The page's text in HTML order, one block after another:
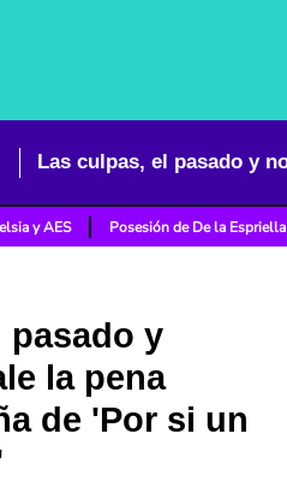
y AES Posesión de De la Espriella
pasado y
la pena
de 'Por si un